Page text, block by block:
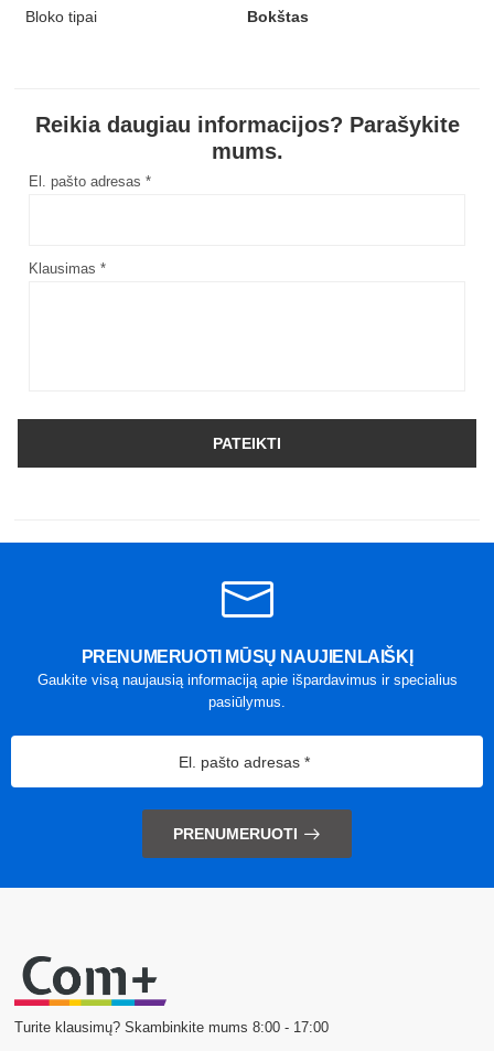
Bloko tipai Bokštas
Reikia daugiau informacijos? Parašykite
mums.
El. pašto adresas *
Klausimas *
PATEIKTI
PRENUMERUOTI MŪSŲ NAUJIENLAIŠKĮ
Gaukite visą naujausią informaciją apie išpardavimus ir specialius
pasiūlymus.
PRENUMERUOTI
Turite klausimų? Skambinkite mums 8:00 - 17:00